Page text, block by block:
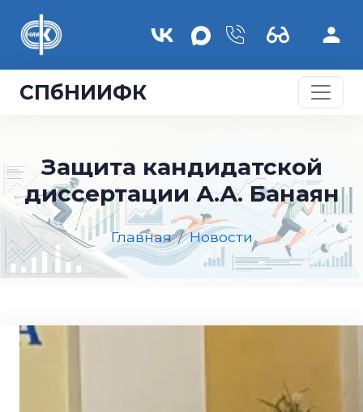
СПбНИИФК
Защита кандидатской
диссертации А.А. Банаян
Главная Новости